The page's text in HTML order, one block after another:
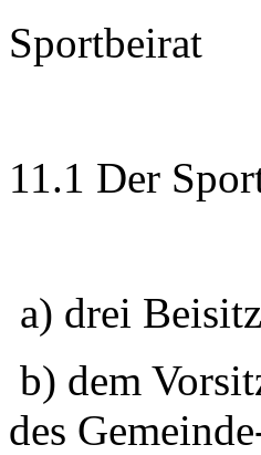
Sportbeirat
11.1 Der
a) drei
b) dem
des